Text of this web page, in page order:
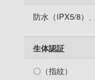
防水（IPX5/8）
生体認証
〇（指紋）